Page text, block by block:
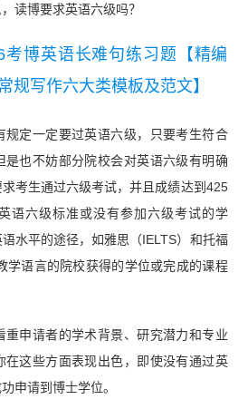
读博要求英语六级吗？
考博英语长难句练习题【精编
规写作六大类模板及范文】
规定一定要过英语六级，只要考生符合
是也不妨部分院校会对英语六级有明确
考生通过六级考试，并且成绩达到425
语六级标准或没有参加六级考试的学
水平的途径，如雅思（IELTS）和托福
学语言的院校获得的学位或完成的课程
重申请者的学术背景、研究潜力和专业
在这些方面表现出色，即使没有通过英
申请到博士学位。